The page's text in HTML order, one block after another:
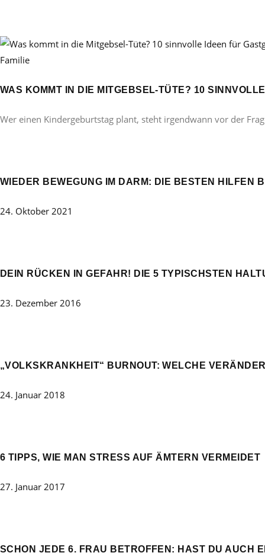
Familie
WAS KOMMT IN DIE MITGEBSEL-TÜTE? 10
Wer einen Kindergeburtstag plant, steht irgendwann vor der
WIEDER BEWEGUNG IM DARM: DIE BESTEN HILFEN
24. Oktober 2021
DEIN RÜCKEN IN GEFAHR! DIE 5 TYPISCHSTEN
23. Dezember 2016
„VOLKSKRANKHEIT“ BURNOUT: WELCHE
24. Januar 2018
6 TIPPS, WIE MAN STRESS AUF ÄMTERN VERMEIDET
27. Januar 2017
SCHON JEDE 6. FRAU BETROFFEN: HAST DU AUCH